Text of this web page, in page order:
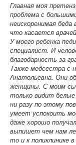
Главная моя
проблема с
неискоренимая
что касается
У моего ребенка
специалист. И
благодарность за
Также медсестра с
Анатольевна. Они
женщины. С моим
только видит
ни разу по этому
умеет успокоить
даже хорошо
выпишет чем нам
то и к поликлинике